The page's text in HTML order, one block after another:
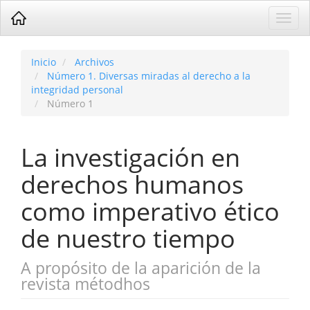
Contenido
Barra
lateral
Inicio
Archivos
Número 1. Diversas miradas al derecho a la
integridad personal
Número 1
La investigación en
derechos humanos
como imperativo ético
de nuestro tiempo
A propósito de la aparición de la
revista métodhos